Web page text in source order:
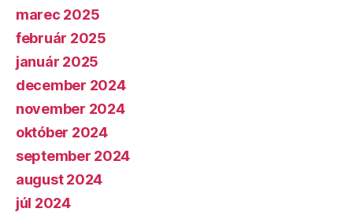
marec 2025
február 2025
január 2025
december 2024
november 2024
október 2024
september 2024
august 2024
júl 2024